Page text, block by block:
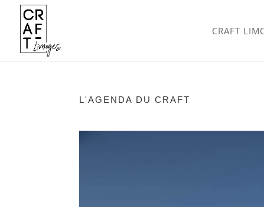
CRAFT
L'AGENDA DU CRAFT